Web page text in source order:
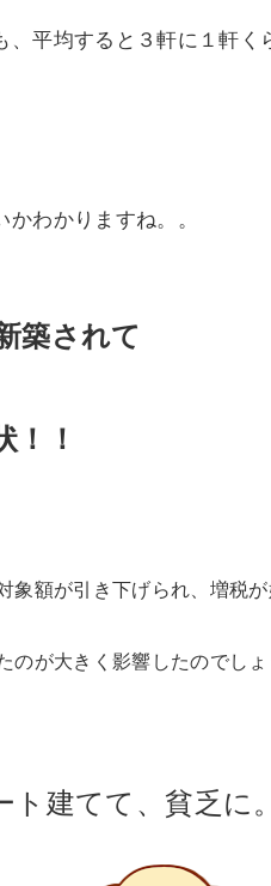
平均すると３軒に１軒く
わかりますね。。
築されて
！！
象額が引き下げられ、 増税が
が大きく影響したのでしょ
建てて、貧乏に